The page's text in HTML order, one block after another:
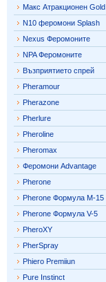
Макс Атракционен Gold
N10 феромони Splash
Nexus Феромоните
NPA Феромоните
Възприятието спрей
Pheramour
Pherazone
Pherlure
Pheroline
Pheromax
Феромони Advantage
Pherone
Pherone Формула M-15
Pherone Формула V-5
PheroXY
PherSpray
Phiero Premiiun
Pure Instinct